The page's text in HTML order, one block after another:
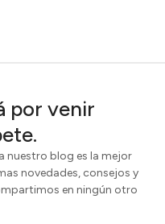
por venir
nuestro blog es la mejor
novedades, consejos y
en ningún otro